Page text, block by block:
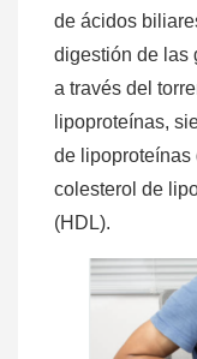
de ácidos
digestión de las
a través del
lipoproteínas,
de lipoproteínas
colesterol de
(HDL).